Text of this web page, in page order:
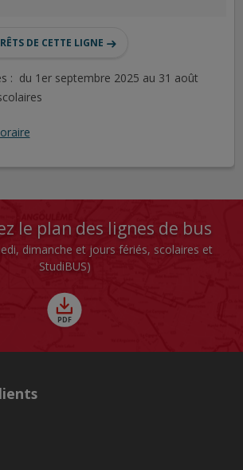
DE CETTE LIGNE
: du 1er septembre 2025 au 31 août
le plan des lignes de bus
dimanche et jours fériés, scolaires et
StudiBUS)